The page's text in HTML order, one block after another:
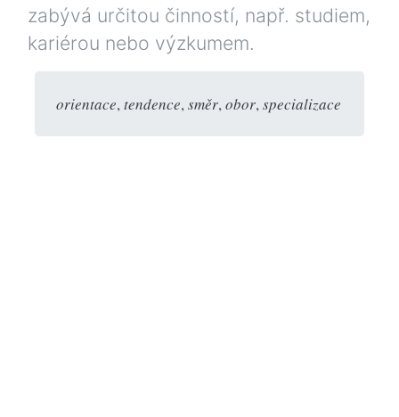
zabývá určitou činností, např. studiem,
kariérou nebo výzkumem.
orientace,tendence,směr,obor,specializace